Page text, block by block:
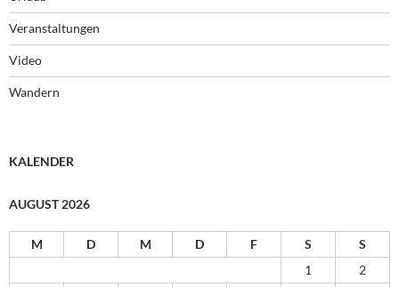
Veranstaltungen
Video
Wandern
KALENDER
AUGUST 2026
M D M D F S
S
1
2